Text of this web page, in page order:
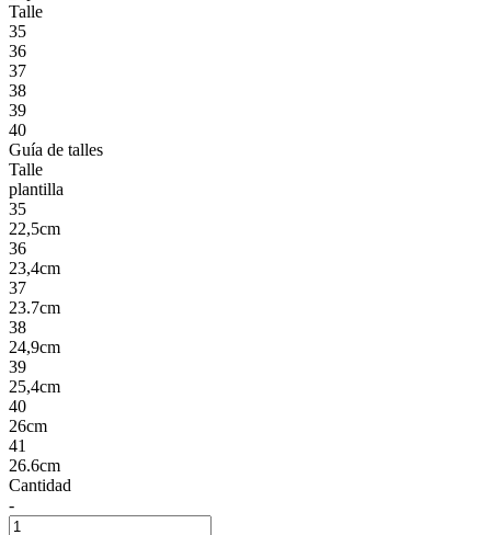
Talle
35
36
37
38
39
40
Guía de talles
Talle
plantilla
35
22,5cm
36
23,4cm
37
23.7cm
38
24,9cm
39
25,4cm
40
26cm
41
26.6cm
Cantidad
-